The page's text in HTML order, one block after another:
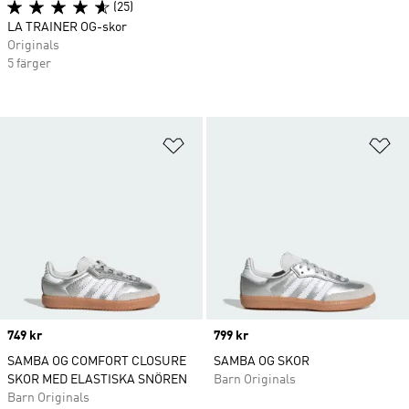
Price
749 kr
SAMBA OG COMFORT CLOSURE
SKOR MED ELASTISKA SNÖREN
Barn Originals
Price
799 kr
SAMBA OG SKOR
Barn Originals
(25)
LA TRAINER OG-skor
Originals
5 färger